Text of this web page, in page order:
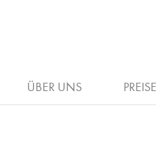
ÜBER UNS PREISE